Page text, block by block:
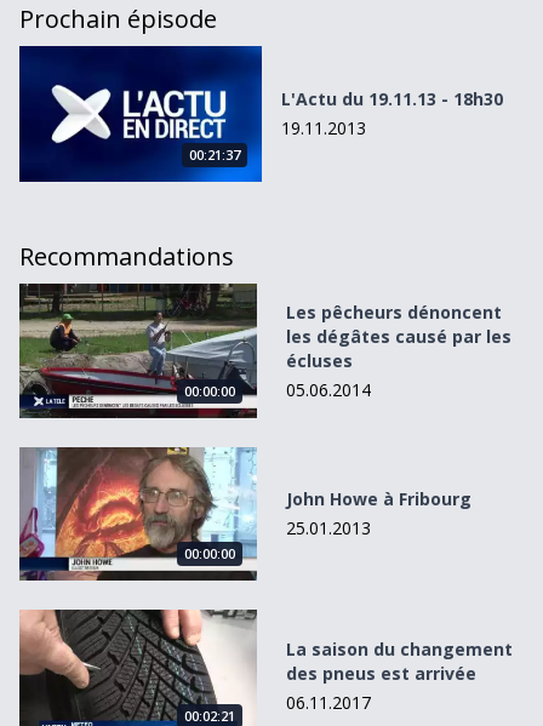
Prochain épisode
L&#039;Actu du 19.11.13 - 18h30
00:21:37
L'Actu du 19.11.13 - 18h30
19.11.2013
Recommandations
Les pêcheurs dénoncent les dégâtes causé par les écluses
00:00:00
Les pêcheurs dénoncent
les dégâtes causé par les
écluses
05.06.2014
John Howe à Fribourg
00:00:00
John Howe à Fribourg
25.01.2013
La saison du changement des pneus est arrivée
00:02:21
La saison du changement
des pneus est arrivée
06.11.2017